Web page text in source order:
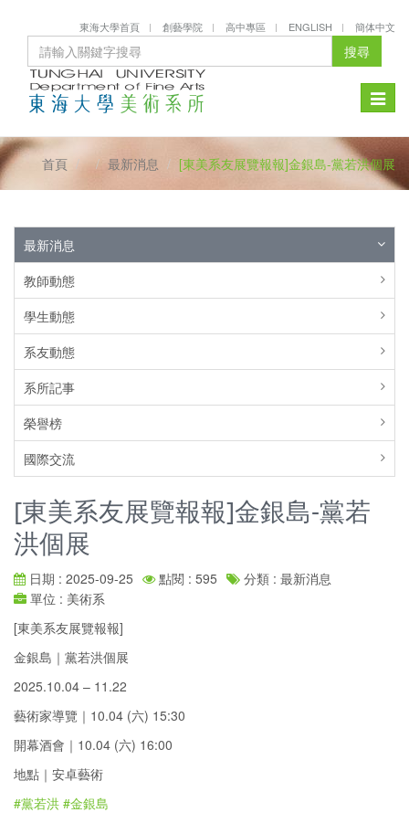
東海大學首頁 創藝學院 高中專區 ENGLISH 簡体中文
搜尋
Toggle
首頁 最新消息 [東美系友展覽報報]金銀島-黨若洪個展
最新消息
教師動態
學生動態
系友動態
系所記事
榮譽榜
國際交流
[東美系友展覽報報]金銀島-黨若
洪個展
日期 : 2025-09-25 點閱 : 595
分類 : 最新消息
單位 : 美術系
[東美系友展覽報報]
金銀島｜黨若洪個展
2025.10.04 – 11.22
藝術家導覽｜10.04 (六) 15:30
開幕酒會｜10.04 (六) 16:00
地點｜安卓藝術
#黨若洪 #金銀島